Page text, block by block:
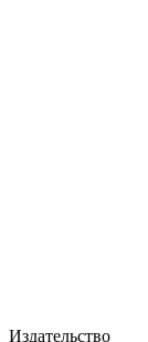
Издательство